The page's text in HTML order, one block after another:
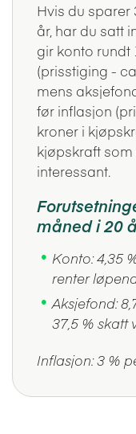
Hvis du sparer
år, har du satt
gir konto rundt
(prisstiging -
mens
før inflasjon
kroner i
kjøpskraft
interessant.
måned i 20
Konto: 4,35
renter
Aksjefond:
37,5 % skatt
Inflasjon: 3 %